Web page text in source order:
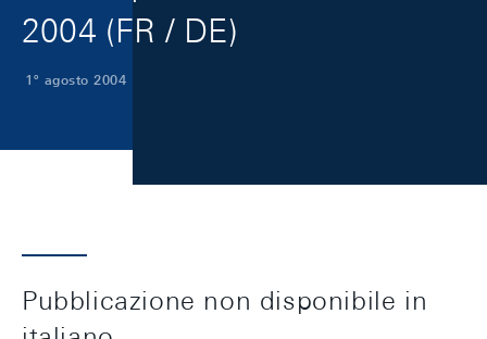
2004 (FR / DE)
1º agosto 2004
Pubblicazione non disponibile in